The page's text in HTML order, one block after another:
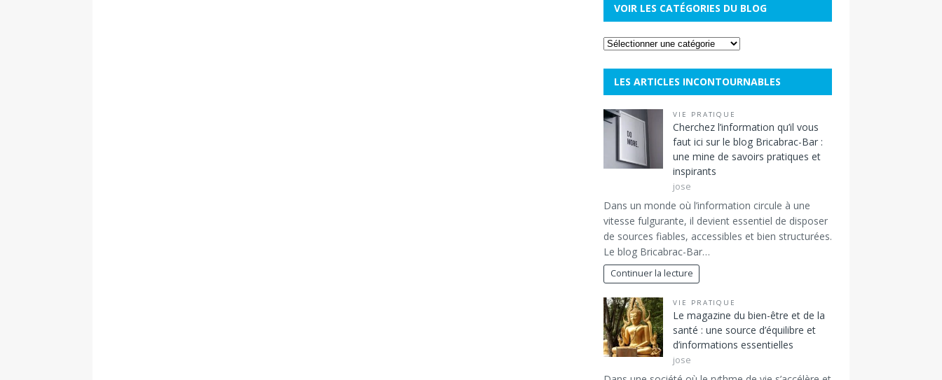
VOIR LES CATÉGORIES DU BLOG
LES ARTICLES INCONTOURNABLES
VIE PRATIQUE
Cherchez l’information qu’il vous
faut ici sur le blog Bricabrac-Bar :
une mine de savoirs pratiques et
inspirants
jose
Dans un monde où l’information circule à une
vitesse fulgurante, il devient essentiel de disposer
de sources fiables, accessibles et bien structurées.
Le blog Bricabrac-Bar…
Continuer la lecture
VIE PRATIQUE
Le magazine du bien-être et de la
santé : une source d’équilibre et
d’informations essentielles
jose